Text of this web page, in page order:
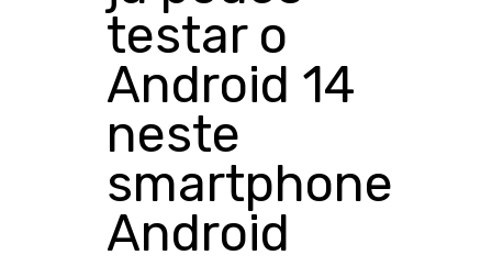
testar o
Android 14
neste
smartphone
Android